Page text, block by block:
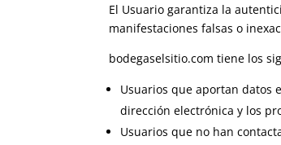
El Usuario garantiza la
manifestaciones falsas o
bodegaselsitio.com tiene los
Usuarios que aportan datos
dirección electrónica y los
Usuarios que no han